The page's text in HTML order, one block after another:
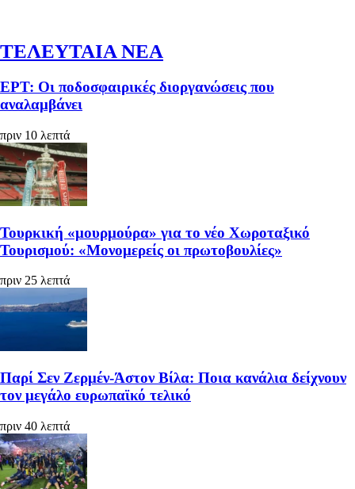
ΤΕΛΕΥΤΑΙΑ ΝΕΑ
ΕΡΤ: Οι ποδοσφαιρικές διοργανώσεις που
αναλαμβάνει
πριν 10 λεπτά
Τουρκική «μουρμούρα» για το νέο Χωροταξικό
Τουρισμού: «Μονομερείς οι πρωτοβουλίες»
πριν 25 λεπτά
Παρί Σεν Ζερμέν-Άστον Βίλα: Ποια κανάλια δείχνουν
τον μεγάλο ευρωπαϊκό τελικό
πριν 40 λεπτά